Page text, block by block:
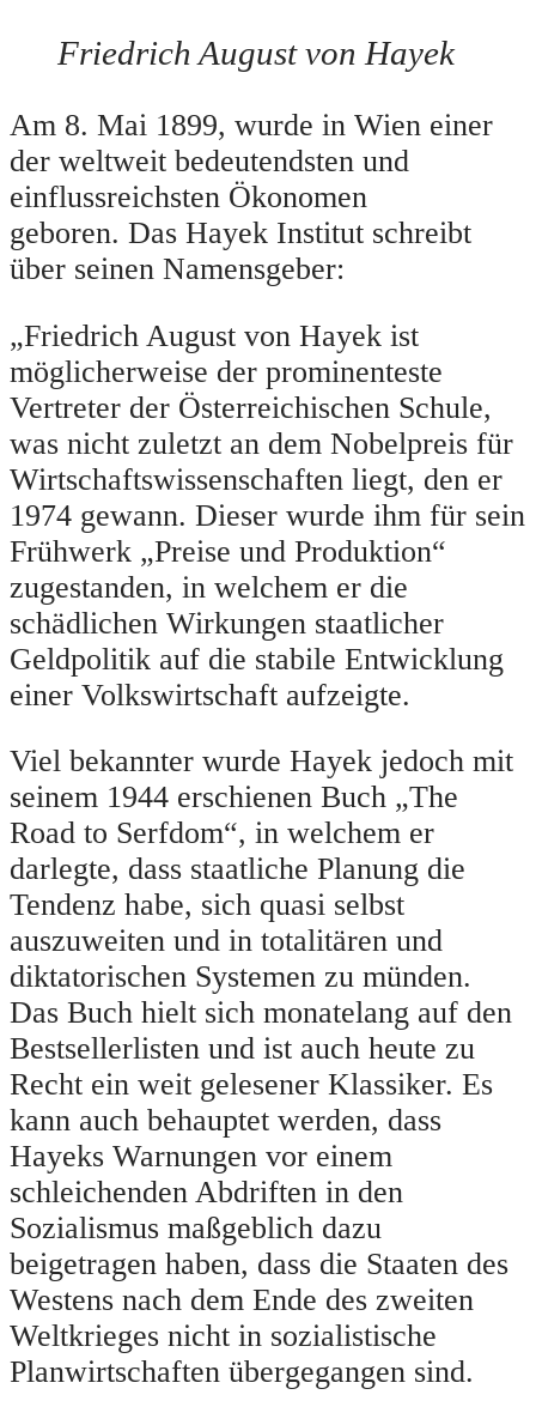
Friedrich August von Hayek
Am 8. Mai 1899, wurde in Wien einer
der weltweit bedeutendsten und
einflussreichsten Ökonomen
geboren. Das Hayek Institut schreibt
über seinen Namensgeber:
„Friedrich August von Hayek ist
möglicherweise der prominenteste
Vertreter der Österreichischen Schule,
was nicht zuletzt an dem Nobelpreis für
Wirtschaftswissenschaften liegt, den er
1974 gewann. Dieser wurde ihm für sein
Frühwerk „Preise und Produktion“
zugestanden, in welchem er die
schädlichen Wirkungen staatlicher
Geldpolitik auf die stabile Entwicklung
einer Volkswirtschaft aufzeigte.
Viel bekannter wurde Hayek jedoch mit
seinem 1944 erschienen Buch „The
Road to Serfdom“, in welchem er
darlegte, dass staatliche Planung die
Tendenz habe, sich quasi selbst
auszuweiten und in totalitären und
diktatorischen Systemen zu münden.
Das Buch hielt sich monatelang auf den
Bestsellerlisten und ist auch heute zu
Recht ein weit gelesener Klassiker. Es
kann auch behauptet werden, dass
Hayeks Warnungen vor einem
schleichenden Abdriften in den
Sozialismus maßgeblich dazu
beigetragen haben, dass die Staaten des
Westens nach dem Ende des zweiten
Weltkrieges nicht in sozialistische
Planwirtschaften übergegangen sind.